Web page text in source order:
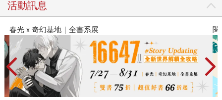
活動訊息
春光ｘ奇幻基地｜全書系展 閱